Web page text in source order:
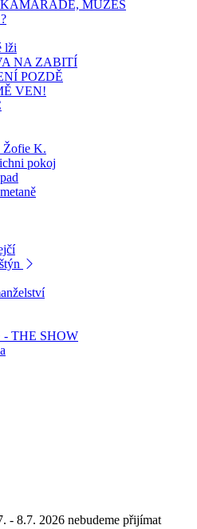
MŮŽEŠ
lži
NA ZABITÍ
POZDĚ
VEN!
Žofie K.
pokoj
THE SHOW
- 8.7. 2026 nebudeme přijímat